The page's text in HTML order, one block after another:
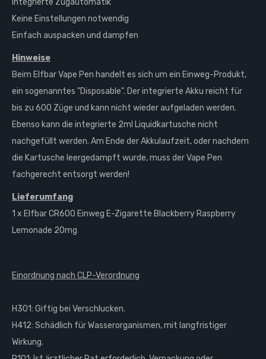
Integrierte Zugautomatik
Keine Einstellungen notwendig
Einfach auspacken und dampfen
Hinweise
Beim Elfbar Vape Pen handelt es sich um ein Einweg-Produkt,
ein sogenanntes "Disposable". Der integrierte Akku reicht für
bis zu 600 Züge und kann nicht wieder aufgeladen werden.
Ebenso kann die integrierte 2ml Liquidkartusche nicht
nachgefüllt werden. Am Ende der Akkulaufzeit, oder nachdem
die Kartusche leergedampft wurde, muss der Vape Pen
fachgerecht entsorgt werden!
Lieferumfang
1 x Elfbar CR600 Einweg E-Zigarette Blackberry Raspberry
Lemonade 20mg
Einordnung nach CLP-Verordnung
H301: Giftig bei Verschlucken.
H412: Schädlich für Wasserorganismen, mit langfristiger
Wirkung.